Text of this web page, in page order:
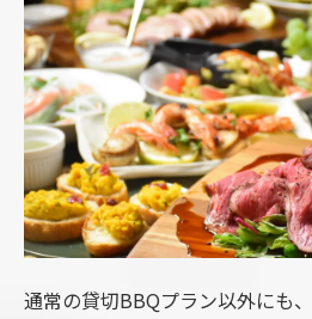
通常の貸切BBQプラン以外にも